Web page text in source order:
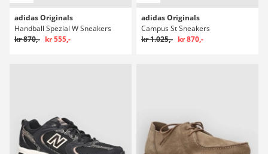
adidas Originals
Handball Spezial W Sneakers
kr 870,- kr 555,-
adidas Originals
Campus St Sneakers
kr 1.025,- kr 870,-